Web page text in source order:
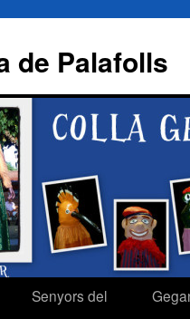
de Palafolls
Senyors del